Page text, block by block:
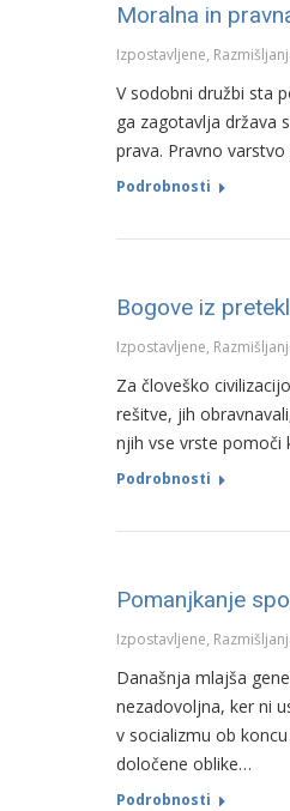
Moralna in
Izpostavljene,
V sodobni družbi sta
ga zagotavlja država
prava. Pravno
Podrobnosti
Bogove iz
Izpostavljene,
Za človeško
rešitve, jih
njih vse vrste pomoči
Podrobnosti
Pomanjkanje
Izpostavljene,
Današnja mlajša
nezadovoljna, ker ni
v socializmu ob
določene oblike…
Podrobnosti